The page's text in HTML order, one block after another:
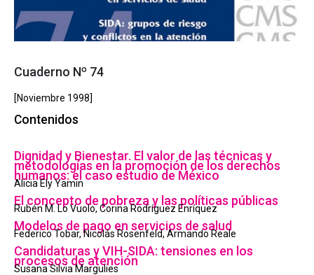
Cuaderno Nº 74
[Noviembre 1998]
Contenidos
Dignidad y Bienestar. El valor de las técnicas y
metodologías en la promoción de los derechos
humanos: el caso estudio de México
Alicia Ely Yamin
El concepto de pobreza y las políticas públicas
Rubén M. Lo Vuolo, Corina Rodríguez Enríquez
Modelos de pago en servicios de salud
Federico Tobar, Nicolás Rosenfeld, Armando Reale
Candidaturas y VIH-SIDA: tensiones en los
procesos de atención
Susana Silvia Margulies